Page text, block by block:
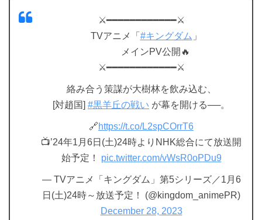
⚔━━━━━━━━━━━━⚔
TVアニメ「 #キングダム 」
メインPV公開🔥
⚔━━━━━━━━━━━━⚔
絡み合う策謀が大樹林を飲み込む、
[対趙国] #黒羊丘の戦い が幕を開ける──。
🔗https://t.co/L2spCOrrT6
📺’24年1月6日(土)24時よりNHK総合にて放送開
始予定！ pic.twitter.com/vWsR0oPDu9
— TVアニメ「キングダム」第5シリーズ／1月6
日(土)24時～放送予定！ (@kingdom_animePR)
December 28, 2023